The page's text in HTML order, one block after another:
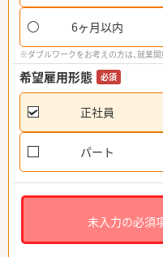
6ヶ月以内
※ダブルワークをお考えの方は、就業
希望雇用形態 必須
正社員
パート
未入力の必須